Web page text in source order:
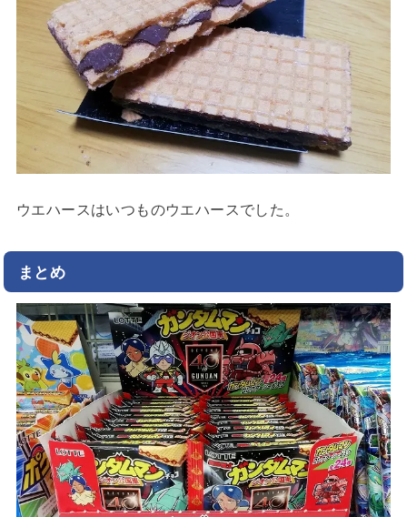
ウエハースはいつものウエハースでした。
まとめ